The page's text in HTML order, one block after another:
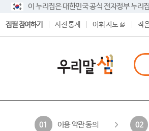
이 누리집은 대한민국 공식 전자정부 누리
집필 참여하기 사전 통계 어휘 지도 작
01 이용 약관 동의 02